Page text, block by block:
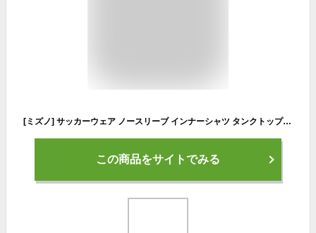
[ミズノ] サッカーウェア ノースリーブ インナーシャツ タンクトップ 吸汗速乾 ドライ 細身 ゲーム 練習着 男女兼用 ホワイト/ゴールド 140
この商品をサイトでみる